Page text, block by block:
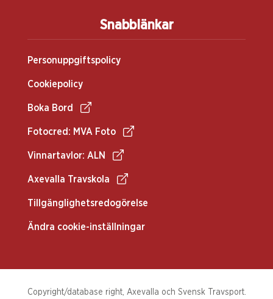
Snabblänkar
Personuppgiftspolicy
Cookiepolicy
Boka Bord
Fotocred: MVA Foto
Vinnartavlor: ALN
Axevalla Travskola
Tillgänglighetsredogörelse
Ändra cookie-inställningar
Copyright/database right, Axevalla och Svensk Travsport.